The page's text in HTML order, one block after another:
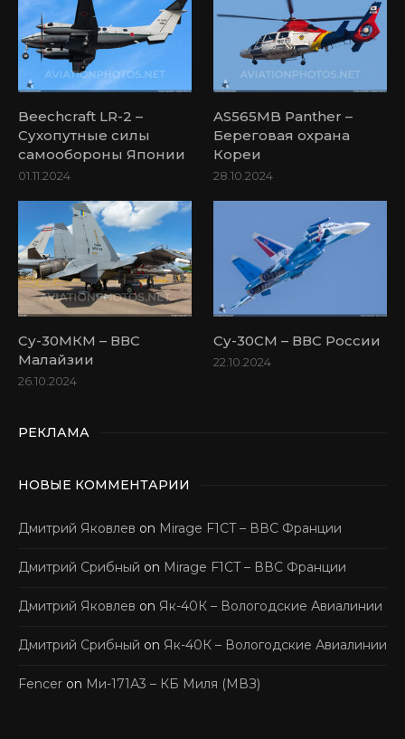
Beechcraft LR-2 –
Сухопутные силы
самообороны Японии
01.11.2024
AS565MB Panther –
Береговая охрана
Кореи
28.10.2024
Су-30МКМ – ВВС
Малайзии
26.10.2024
Су-30СМ – ВВС России
22.10.2024
РЕКЛАМА
НОВЫЕ КОММЕНТАРИИ
Дмитрий Яковлев on Mirage F1CT – ВВС Франции
Дмитрий Срибный on Mirage F1CT – ВВС Франции
Дмитрий Яковлев on Як-40К – Вологодские Авиалинии
Дмитрий Срибный on Як-40К – Вологодские Авиалинии
Fencer on Ми-171А3 – КБ Миля (МВЗ)